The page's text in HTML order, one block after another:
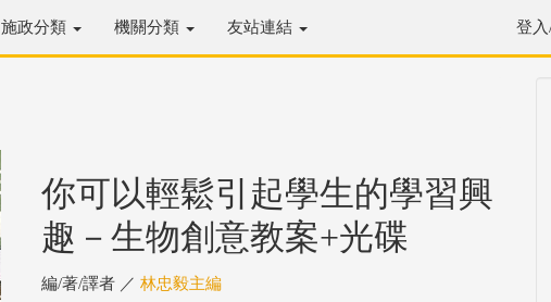
施政分類 機關分類 友站連結 登
你可以輕鬆引起學生的學習興
趣－生物創意教案+光碟
編/著/譯者 ／ 林忠毅主編